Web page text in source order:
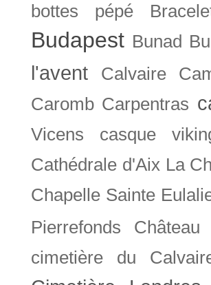
bottes pépé
Budapest Bunad
l'avent Calvaire
Caromb Carpentras
Vicens casque
Cathédrale d'Aix La
Chapelle Sainte
Pierrefonds
cimetière du